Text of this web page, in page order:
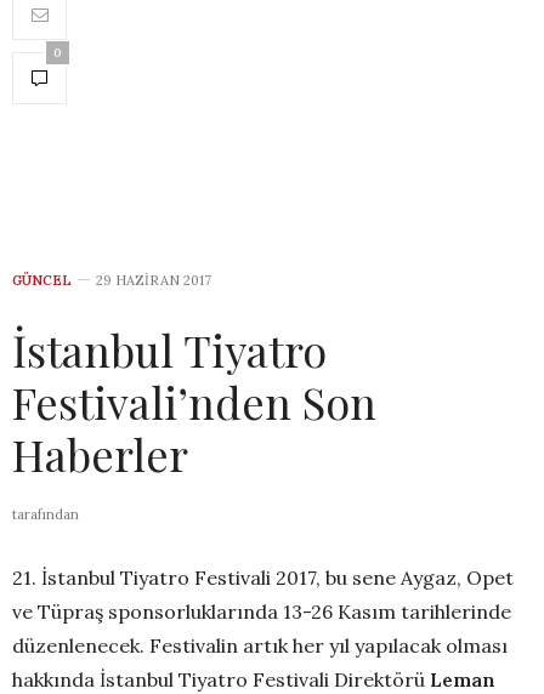
0
GÜNCEL 29 HAZIRAN 2017
İstanbul Tiyatro
Festivali’nden Son
Haberler
tarafından
21. İstanbul Tiyatro Festivali 2017, bu sene Aygaz, Opet
ve Tüpraş sponsorluklarında 13-26 Kasım tarihlerinde
düzenlenecek. Festivalin artık her yıl yapılacak olması
hakkında İstanbul Tiyatro Festivali Direktörü Leman